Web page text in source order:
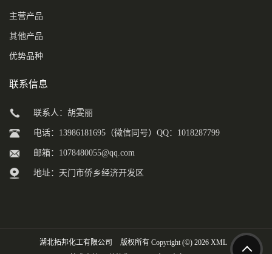
主营产品
其他产品
优势品种
联系信息
联系人：胡雯丽
电话：13986181695（微信同号）QQ：1018287799
邮箱： 1078480055@qq.com
地址：天门市侨乡经济开发区
湖北拓邦化工有限公司 版权所有 Copyright (©) 2026 XML